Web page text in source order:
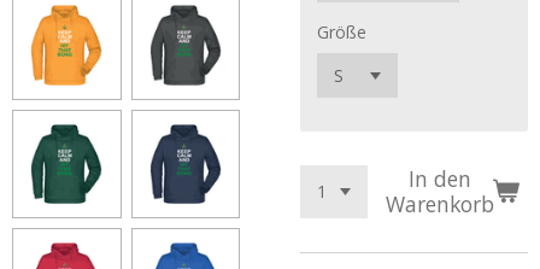
Größe
In den
Warenkorb